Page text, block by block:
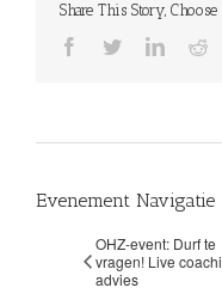
Share This Story,
facebooktwitterlinkedin
Evenement Navigatie
OHZ-event: Durf te
vragen! Live
advies